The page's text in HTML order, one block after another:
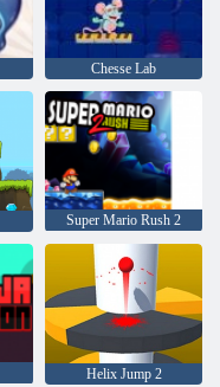
Chesse Lab
Super Mario Rush 2
Helix Jump 2